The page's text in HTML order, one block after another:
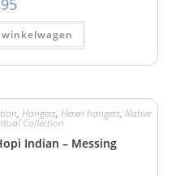
, Hangers, Heren hangers, Native
Collection
Indian – Messing